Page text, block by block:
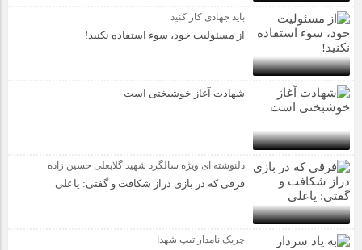
باید جهادی کار کنید
از مسئولیت خود، سوء استفاده نکنید!
شهادت آغاز خوشبختی است
دلنوشته ای ویژه سالگرد شهید گلابعلی حسین زاده
فرقی که در بازی دراز شکافت و گفتی: یاعلی
چریک نامدار تیپ شهدا